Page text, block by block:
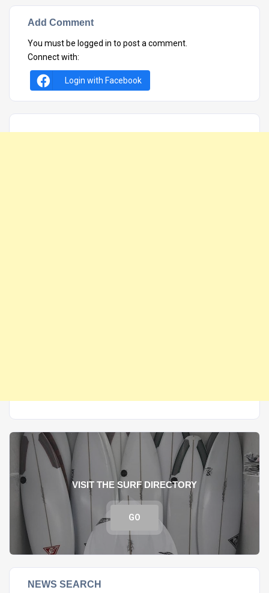
Add Comment
You must be logged in to post a comment.
Connect with:
Login with Facebook
VISIT THE SURF DIRECTORY
GO
NEWS SEARCH